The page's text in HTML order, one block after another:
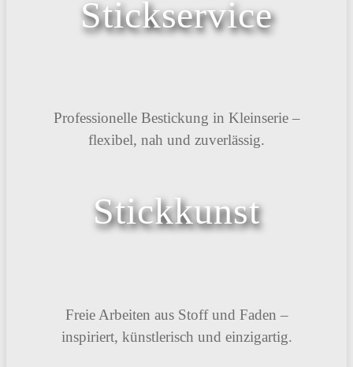
Stickservice
Professionelle Bestickung in Kleinserie –
flexibel, nah und zuverlässig.
Stickkunst
Freie Arbeiten aus Stoff und Faden –
inspiriert, künstlerisch und einzigartig.